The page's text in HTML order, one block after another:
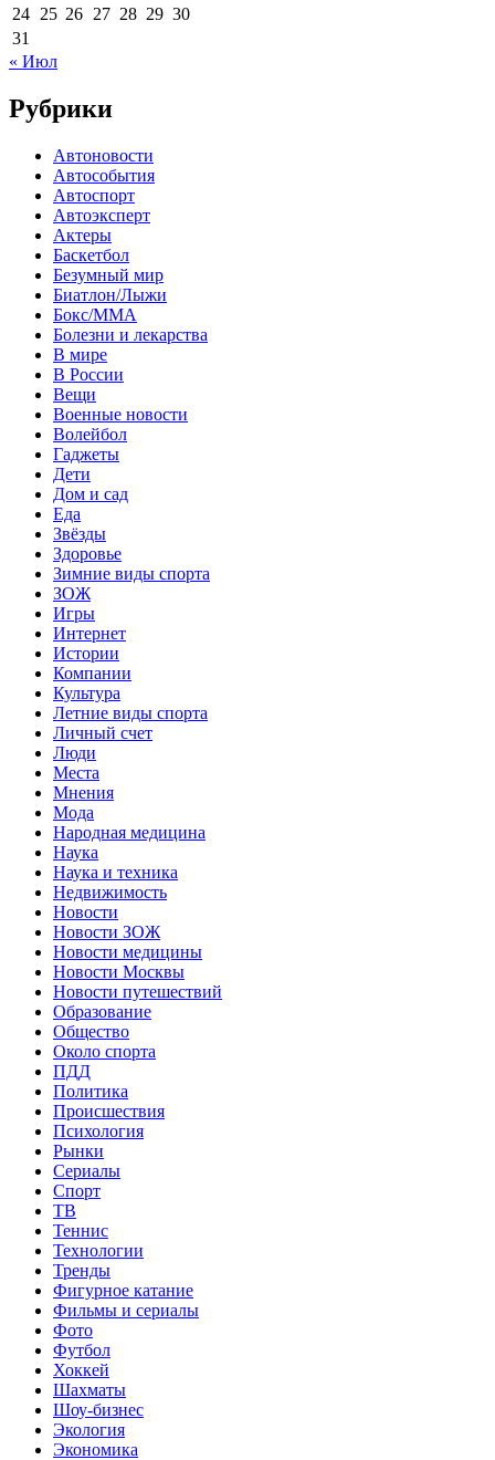
24 25 26 27 28 29 30
31
« Июл
Рубрики
Автоновости
Автособытия
Автоспорт
Автоэксперт
Актеры
Баскетбол
Безумный мир
Биатлон/Лыжи
Бокс/MMA
Болезни и лекарства
В мире
В России
Вещи
Военные новости
Волейбол
Гаджеты
Дети
Дом и сад
Еда
Звёзды
Здоровье
Зимние виды спорта
ЗОЖ
Игры
Интернет
Истории
Компании
Культура
Летние виды спорта
Личный счет
Люди
Места
Мнения
Мода
Народная медицина
Наука
Наука и техника
Недвижимость
Новости
Новости ЗОЖ
Новости медицины
Новости Москвы
Новости путешествий
Образование
Общество
Около спорта
ПДД
Политика
Происшествия
Психология
Рынки
Сериалы
Спорт
ТВ
Теннис
Технологии
Тренды
Фигурное катание
Фильмы и сериалы
Фото
Футбол
Хоккей
Шахматы
Шоу-бизнес
Экология
Экономика